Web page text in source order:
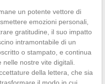
un potente vettore di
emozioni personali,
gratitudine, il suo impatto
intramontabile di un
o stampato, e continua
nostre vite digitali.
della lettera, che sia